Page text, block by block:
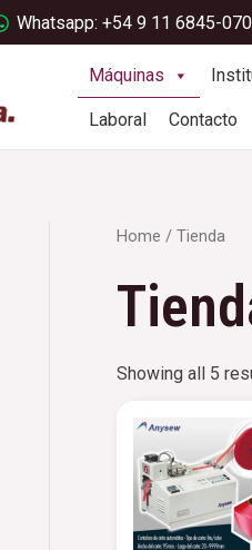
Whatsapp: +54 9 11 6845-
Máquinas
Laboral Contacto
Home / Tienda
Showing all 5